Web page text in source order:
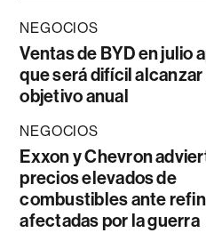
NEGOCIOS
Ventas de BYD en julio
que será difícil alcanzar
objetivo anual
NEGOCIOS
Exxon y Chevron
precios elevados de
combustibles ante
afectadas por la guerra